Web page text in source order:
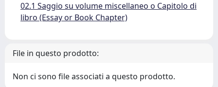
02.1 Saggio su volume miscellaneo o Capitolo di
libro (Essay or Book Chapter)
File in questo prodotto:
Non ci sono file associati a questo prodotto.